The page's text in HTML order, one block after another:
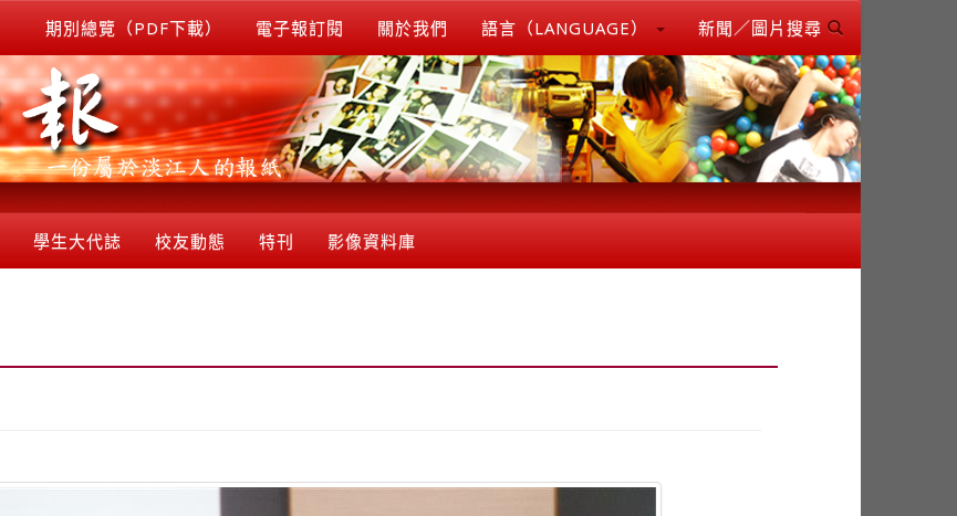
期別總覽（PDF下載） 電子報訂閱 關於我們 語言（LANGUAGE） 新聞／圖片搜尋
學生大代誌 校友動態 特刊 影像資料庫